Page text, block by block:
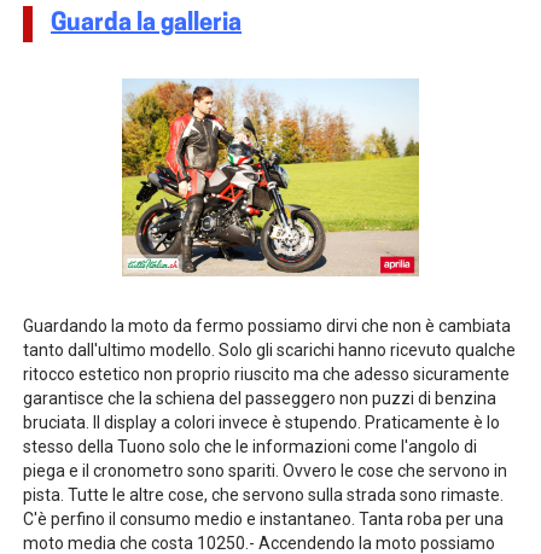
Guarda la galleria
Guardando la moto da fermo possiamo dirvi che non è cambiata
tanto dall'ultimo modello. Solo gli scarichi hanno ricevuto qualche
ritocco estetico non proprio riuscito ma che adesso sicuramente
garantisce che la schiena del passeggero non puzzi di benzina
bruciata. Il display a colori invece è stupendo. Praticamente è lo
stesso della Tuono solo che le informazioni come l'angolo di
piega e il cronometro sono spariti. Ovvero le cose che servono in
pista. Tutte le altre cose, che servono sulla strada sono rimaste.
C'è perfino il consumo medio e instantaneo. Tanta roba per una
moto media che costa 10250.- Accendendo la moto possiamo